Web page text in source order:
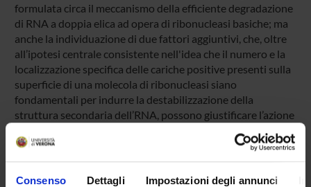
Consenso Dettagli Impostazioni degli annunci
formulata circa il meccanismo della efficiente degradazione
di RNA a doppia elica ad opera di ribonucleasi basiche; ma
anche la individuazione di due fattori aggiuntivi, che, oltre
all’ipotesi centrale consistente nell'idea che il numero e la
localizzazione specifica delle cariche positive presenti sulla
superficie di una molecola di ribonucleasi siano
fondamentali per indurre la destabilizzazione della
struttura secondaria dell’RNA, possono giustificare l’azione
di ribonucleasi dimeriche o, più in generale, oligomeriche
sull’RNA a doppia elica.
Infine, il chiarimento della struttura molecolare degli
oligomeri della RNasi A potrebbe permetterci di